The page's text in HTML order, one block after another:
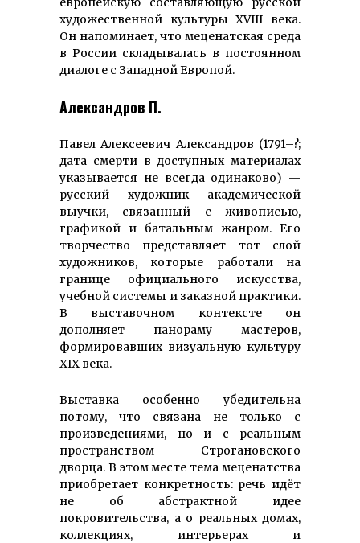
художественной культуры XVIII века.
Он напоминает, что меценатская среда
в России складывалась в постоянном
диалоге с Западной Европой.
Александров П.
Павел Алексеевич Александров (1791–?;
дата смерти в доступных материалах
указывается не всегда одинаково) —
русский художник академической
выучки, связанный с живописью,
графикой и батальным жанром. Его
творчество представляет тот слой
художников, которые работали на
границе официального искусства,
учебной системы и заказной практики.
В выставочном контексте он
дополняет панораму мастеров,
формировавших визуальную культуру
XIX века.
Выставка особенно убедительна
потому, что связана не только с
произведениями, но и с реальным
пространством Строгановского
дворца. В этом месте тема меценатства
приобретает конкретность: речь идёт
не об абстрактной идее
покровительства, а о реальных домах,
коллекциях, интерьерах и